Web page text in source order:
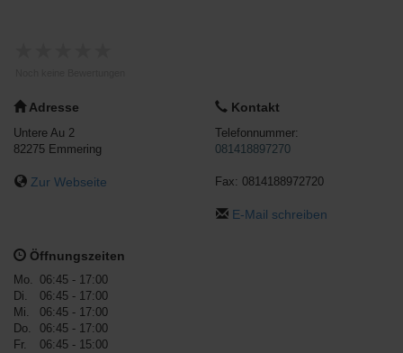
Adresse
Untere Au 2
82275 Emmering
Zur Webseite
Kontakt
Telefonnummer:
081418897270
Fax: 0814188972720
E-Mail schreiben
Öffnungszeiten
Mo. 06:45 - 17:00
Di.
06:45 - 17:00
Mi.
06:45 - 17:00
Do.
06:45 - 17:00
Fr.
06:45 - 15:00